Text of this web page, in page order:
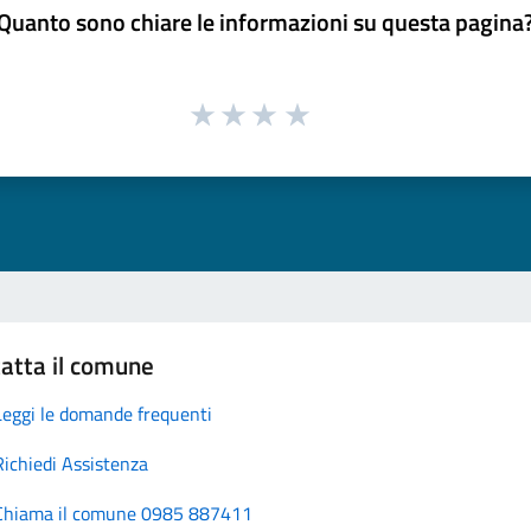
sono chiare le informazioni su questa
il comune
le domande frequenti
Assistenza
il comune 0985 887411